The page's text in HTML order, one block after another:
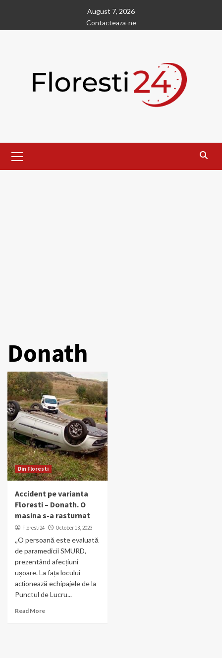
content
August 7, 2026
Contacteaza-ne
Menu
Donath
Din Floresti
Accident pe varianta
Floresti – Donath. O
masina s-a rasturnat
Floresti24 October 13, 2023
,,O persoană este evaluată
de paramedicii SMURD,
prezentând afecțiuni
ușoare. La fața locului
acționează echipajele de la
Punctul de Lucru...
Read More